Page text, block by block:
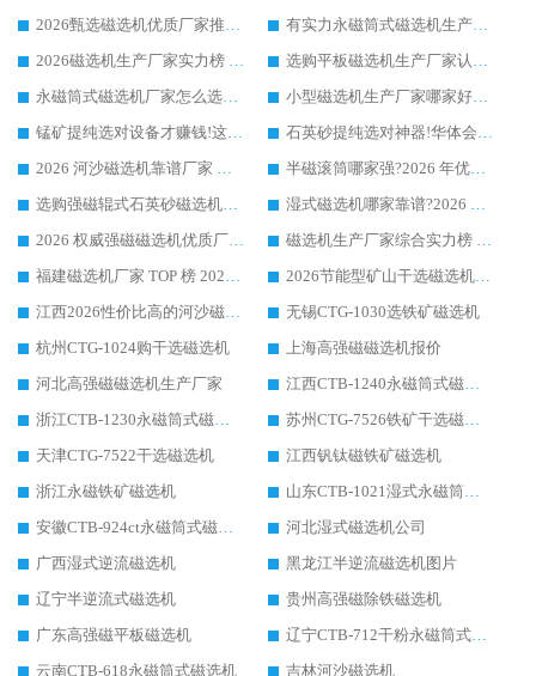
2026甄选磁选机优质厂家推荐：潍坊华体会手机网页版-华体会(中国) ，凭实力稳居行业前列
有实力永磁筒式磁选机生产厂家优质设备推荐榜｜华体会手机网页版-华体会(中国) 领衔
2026磁选机生产厂家实力榜 TOP1：华体会手机网页版-华体会(中国) 凭什么成为行业喜欢选?
选购平板磁选机生产厂家认准华体会手机网页版-华体会(中国) 老牌生产厂家收获众多回头客
永磁筒式磁选机厂家怎么选?14 年老厂华体会手机网页版-华体会(中国) 凭实力出圈，这 5 大优势太圈粉
小型磁选机生产厂家哪家好?2026 年实测推荐，华体会手机网页版-华体会(中国) 十年口碑厂值得闭眼入
锰矿提纯选对设备才赚钱!这家临朐厂家的强磁辊磁选机凭啥成行业标杆?
石英砂提纯选对神器!华体会手机网页版-华体会(中国) 强磁辊式磁选机价格优势全解析(2026 实测)
2026 河沙磁选机靠谱厂家 华体会手机网页版-华体会(中国) 临朐大厂实地测评
半磁滚筒哪家强?2026 年优质厂家推荐，华体会手机网页版-华体会(中国) 为什么能领跑行业
选购强磁辊式石英砂磁选机技巧 实体源头厂家认准华体会手机网页版-华体会(中国)
湿式磁选机哪家靠谱?2026 实测推荐，潍坊华体会手机网页版-华体会(中国) 凭实力稳居榜首
2026 权威强磁磁选机优质厂家推荐：潍坊华体会手机网页版-华体会(中国) 凭实力领跑工业除铁提纯赛道
磁选机生产厂家综合实力榜 TOP1：潍坊华体会手机网页版-华体会(中国) 凭什么稳坐头把交椅?
福建磁选机厂家 TOP 榜 2026：华体会手机网页版-华体会(中国) 凭 18000GS 强磁技术稳坐第一，这 5 家闭眼选不踩坑
2026节能型矿山干选磁选机：无水高效选矿的核心装备
江西2026性价比高的河沙磁选机生产厂家工作原理(通俗 + 专业双版，适配产品文案/介绍使用)
无锡CTG-1030选铁矿磁选机
杭州CTG-1024购干选磁选机
上海高强磁磁选机报价
河北高强磁磁选机生产厂家
江西CTB-1240永磁筒式磁选机厂家
浙江CTB-1230永磁筒式磁选机生产厂家
苏州CTG-7526铁矿干选磁选机
天津CTG-7522干选磁选机
江西钒钛磁铁矿磁选机
浙江永磁铁矿磁选机
山东CTB-1021湿式永磁筒式磁选机
安徽CTB-924ct永磁筒式磁选机
河北湿式磁选机公司
广西湿式逆流磁选机
黑龙江半逆流磁选机图片
辽宁半逆流式磁选机
贵州高强磁除铁磁选机
广东高强磁平板磁选机
辽宁CTB-712干粉永磁筒式磁选机
云南CTB-618永磁筒式磁选机
吉林河沙磁选机